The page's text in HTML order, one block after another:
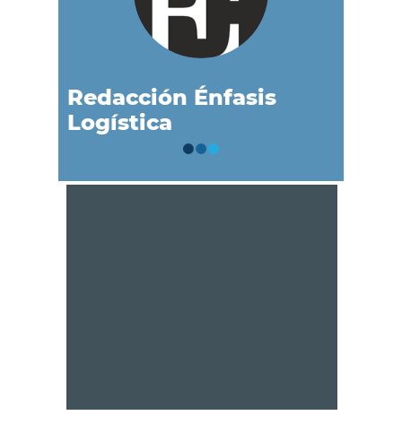
Redacción Énfasis
Logística